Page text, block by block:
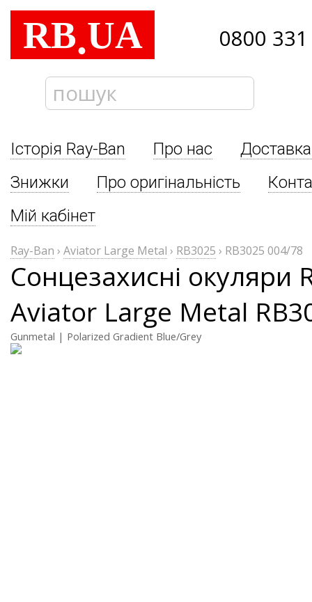
RB.UA 0800
Історія Ray-Ban Про нас
Знижки
Про оригінальність
Мій кабінет
Ray-Ban › Aviator Large Metal › RB3025 › RB3025 004/78
Сонцезахисні окуляри
Aviator Large Metal
Gunmetal | Polarized Gradient Blue/Grey